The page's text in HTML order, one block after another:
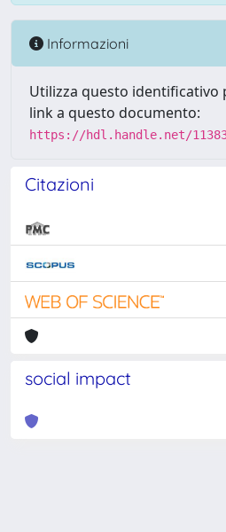
Informazioni
Utilizza questo identificativo
link a questo documento:
https://hdl.handle.net/
Citazioni
social impact